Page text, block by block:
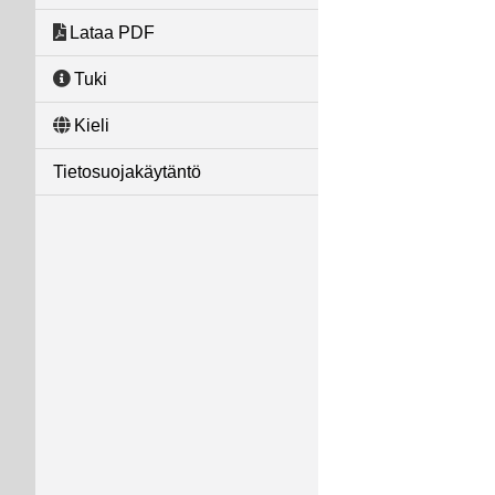
Lataa PDF
Tuki
Kieli
Tietosuojakäytäntö